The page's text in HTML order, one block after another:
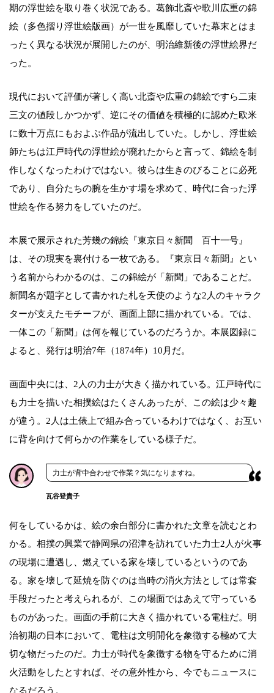
期の浮世絵を取り巻く状況である。葛飾北斎や歌川広重の錦
絵（多色摺り浮世絵版画）が一世を風靡していた幕末とはま
ったく異なる状況が展開したのが、明治維新後の浮世絵界だ
った。
現代において評価が著しく高い北斎や広重の錦絵ですら二束
三文の値段しかつかず、逆にその価値を積極的に認めた欧米
に数十万点にもおよぶ作品が流出していた。しかし、浮世絵
師たちは江戸時代の浮世絵が廃れたからと言って、錦絵を制
作しなくなったわけではない。彼らは生きのびることに必死
であり、自分たちの腕を生かす場を求めて、時代に合った浮
世絵を作る努力をしていたのだ。
本展で展示された芳幾の錦絵『東京日々新聞 百十一号』
は、その現実を裏付ける一枚である。『東京日々新聞』とい
う名前からわかるのは、この錦絵が「新聞」であることだ。
新聞名が題字として書かれた札を天使のような2人のキャラク
ターが支えたモチーフが、画面上部に描かれている。では、
一体この「新聞」は何を報じているのだろうか。本展図録に
よると、発行は明治7年（1874年）10月だ。
画面中央には、2人の力士が大きく描かれている。江戸時代に
も力士を描いた相撲絵はたくさんあったが、この絵は少々趣
が違う。2人は土俵上で組み合っているわけではなく、お互い
に背を向けて何らかの作業をしている様子だ。
力士が背中合わせで作業？気になりますね。
瓦谷登貴子
何をしているかは、絵の余白部分に書かれた文章を読むとわ
かる。相撲の興業で静岡県の沼津を訪れていた力士2人が火事
の現場に遭遇し、燃えている家を壊しているというのであ
る。家を壊して延焼を防ぐのは当時の消火方法としては常套
手段だったと考えられるが、この場面ではあえて守っている
ものがあった。画面の手前に大きく描かれている電柱だ。明
治初期の日本において、電柱は文明開化を象徴する極めて大
切な物だったのだ。力士が時代を象徴する物を守るために消
火活動をしたとすれば、その意外性から、今でもニュースに
なるだろう。